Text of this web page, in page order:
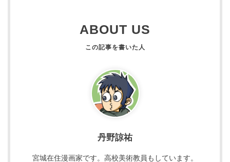
ABOUT US
丹野諒祐
宮城在住漫画家です。高校美術教員もしています。